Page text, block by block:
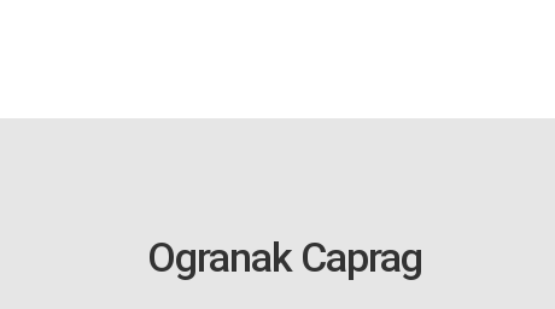
Ogranak Caprag